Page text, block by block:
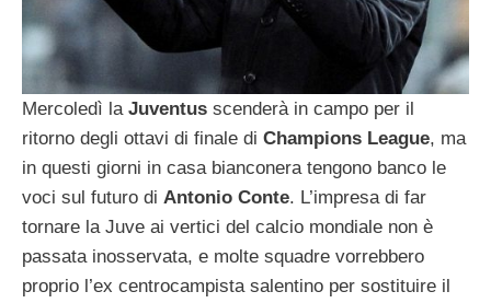
Mercoledì la Juventus scenderà in campo per il
ritorno degli ottavi di finale di Champions League, ma
in questi giorni in casa bianconera tengono banco le
voci sul futuro di Antonio Conte. L’impresa di far
tornare la Juve ai vertici del calcio mondiale non è
passata inosservata, e molte squadre vorrebbero
proprio l’ex centrocampista salentino per sostituire il